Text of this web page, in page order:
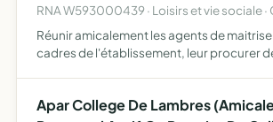
RNA W593000439 · Loisirs et vie sociale ·
Réunir amicalement les agents de
cadres de l'établissement, leur procurer
Apar College De Lambres